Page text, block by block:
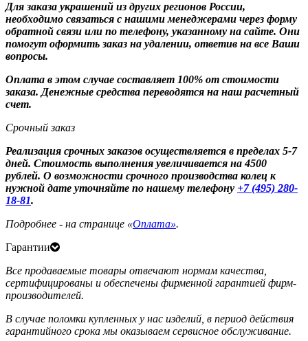
Для заказа украшений из других регионов России,
необходимо связаться с нашими менеджерами через форму
обратной связи или по телефону, указанному на сайте. Они
помогут оформить заказ на удалении, ответив на все Ваши
вопросы.
Оплата в этом случае составляет 100% от стоимости
заказа. Денежные средства переводятся на наш расчетный
счет.
Срочный заказ
Реализация срочных заказов осуществляется в пределах 5-7
дней. Стоимость выполнения увеличивается на 4500
рублей. О возможности срочного производства колец к
нужной дате уточняйте по нашему телефону +7 (495) 280-
18-81.
Подробнее - на странице «Оплата».
Гарантии
Все продаваемые товары отвечают нормам качества,
сертифицированы и обеспечены фирменной гарантией фирм-
производителей.
В случае поломки купленных у нас изделий, в период действия
гарантийного срока мы оказываем сервисное обслуживание.